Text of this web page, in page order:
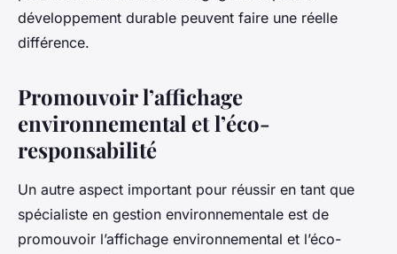
développement durable peuvent faire une réelle
différence.
Promouvoir l’affichage
environnemental et l’éco-
responsabilité
Un autre aspect important pour réussir en tant que
spécialiste en gestion environnementale est de
promouvoir l’affichage environnemental et l’éco-